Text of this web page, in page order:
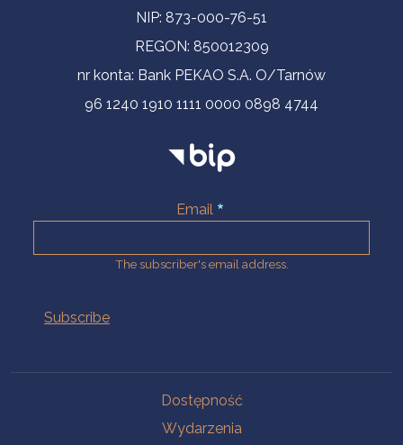
NIP: 873-000-76-51
REGON: 850012309
nr konta: Bank PEKAO S.A. O/Tarnów
96 1240 1910 1111 0000 0898 4744
Email
The subscriber's email address.
Dostępność
Wydarzenia